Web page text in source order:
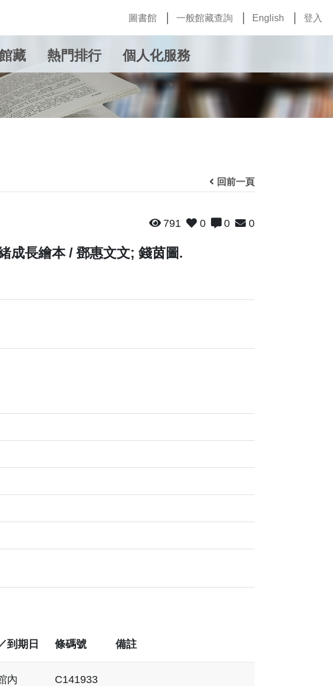
圖書館 一般館藏查詢 English 登入
藏 熱門排行 個人化服務
回前一頁
791 0 0 0
成長繪本 / 鄧惠文文; 錢茵圖.
到期日 條碼號 備註
內 C141933